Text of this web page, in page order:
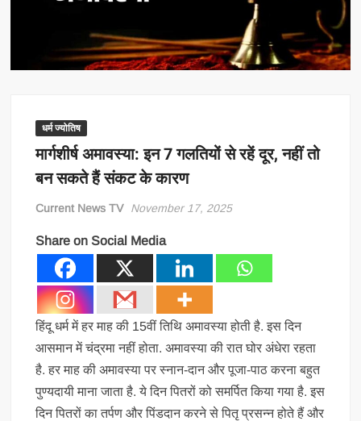
धर्म ज्योतिष
मार्गशीर्ष अमावस्या: इन 7 गलतियों से रहें दूर, नहीं तो
बन सकते हैं संकट के कारण
Current News TV November 17, 2025
Share on Social Media
हिंदू धर्म में हर माह की 15वीं तिथि अमावस्या होती है. इस दिन
आसमान में चंद्रमा नहीं होता. अमावस्या की रात घोर अंधेरा रहता
है. हर माह की अमावस्या पर स्नान-दान और पूजा-पाठ करना बहुत
पुण्यदायी माना जाता है. ये दिन पितरों को समर्पित किया गया है. इस
दिन पितरों का तर्पण और पिंडदान करने से पितृ प्रसन्न होते हैं और